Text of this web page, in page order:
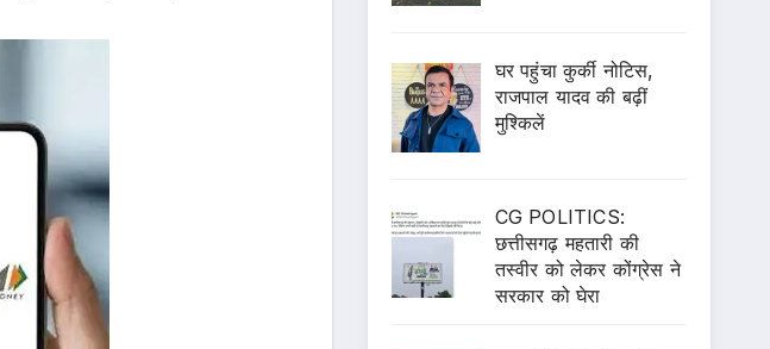
घर पहुंचा कुर्की नोटिस,
राजपाल यादव की बढ़ीं
मुश्किलें
CG POLITICS:
छत्तीसगढ़ महतारी की
तस्वीर को लेकर कोंग्रेस ने
सरकार को घेरा